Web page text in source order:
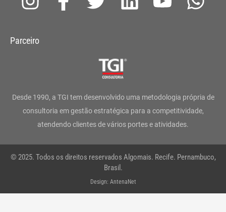
s
g
r
a
m
a
o
o
k
-
t
e
r
d
i
n
b
e
a
p
Parceiro
Desde 1990, a TGI tem desenvolvido uma metodologia própria de
consultoria em gestão estratégica para a competitividade,
atendendo clientes de vários portes e atividades.
© 2025. Todos os direitos reservados Algomais. Recife. Pernambuco,
Brasil.
Design: AntenaNet